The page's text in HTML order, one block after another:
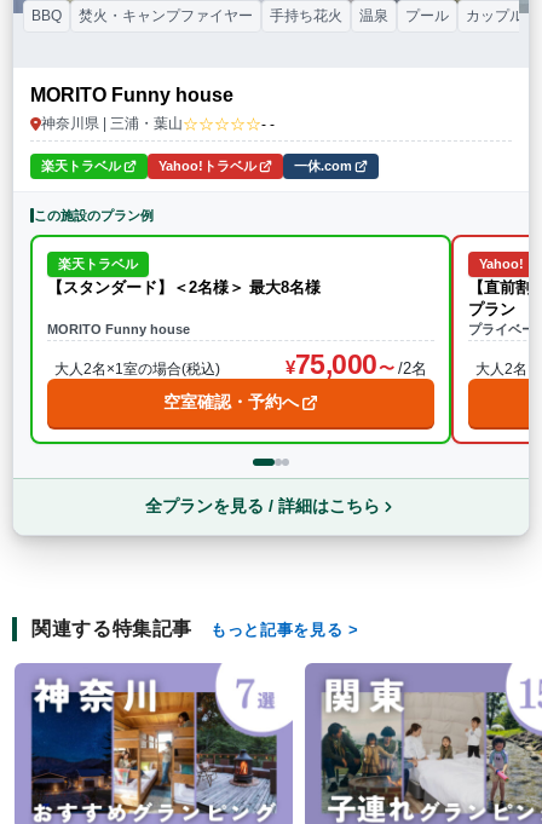
MORITO Funny house
神奈川県 | 三浦・葉山☆☆☆☆☆- -
BBQ 焚火・キャンプファイヤー 手持ち花火 温泉 プール カップル
楽天トラベル Yahoo!トラベル 一休.com
この施設のプラン例
楽天トラベル
【スタンダード】＜2名様＞ 最大8名様
MORITO Funny house
大人2名×1室の場合(税込) 75,000 /2名
空室確認・予約へ
Yahoo!ト
【直前割】＜
プラン
プライベー
大人2名
全プランを見る / 詳細はこちら
関連する特集記事 もっと記事を見る